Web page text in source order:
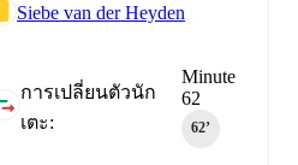
Siebe van der Heyden
Minute
62
62‎’‎
การเปลี่ยนตัวนัก
เตะ: